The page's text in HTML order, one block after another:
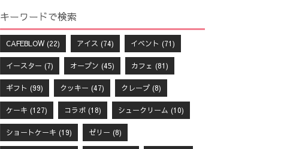
キーワードで検索
CAFEBLOW(22) アイス (74) イベント (71)
イースター (7) オープン (45) カフェ (81)
ギフト (99) クッキー (47) クレープ(8)
ケーキ (127) コラボ(18) シュークリーム (10)
ショートケーキ (19) ゼリー (8)